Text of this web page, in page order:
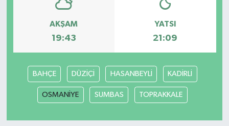
AKŞAM
19:43
YATSI
21:09
BAHÇE DÜZİÇİ HASANBEYLİ KADİRLİ
OSMANİYE SUMBAS TOPRAKKALE